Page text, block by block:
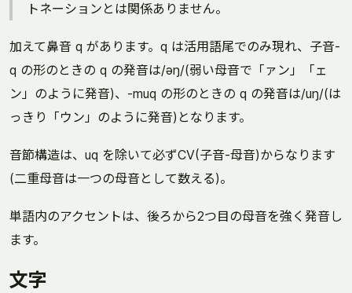
トネーションとは関係ありません。
加えて鼻音 q があります。q は活用語尾でのみ現れ、子音-
q の形のときの q の発音は/əŋ/(弱い母音で「ァン」「ェ
ン」のように発音)、-muq の形のときの q の発音は/uŋ/(は
っきり「ウン」のように発音)となります。
音節構造は、uq を除いて必ずCV(子音-母音)からなります
(二重母音は一つの母音として数える)。
単語内のアクセントは、後ろから2つ目の母音を強く発音し
ます。
文字